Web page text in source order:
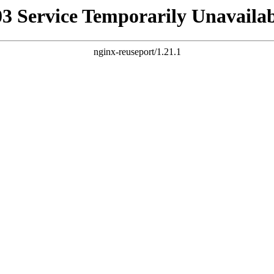
Service Temporarily
nginx-reuseport/1.21.1